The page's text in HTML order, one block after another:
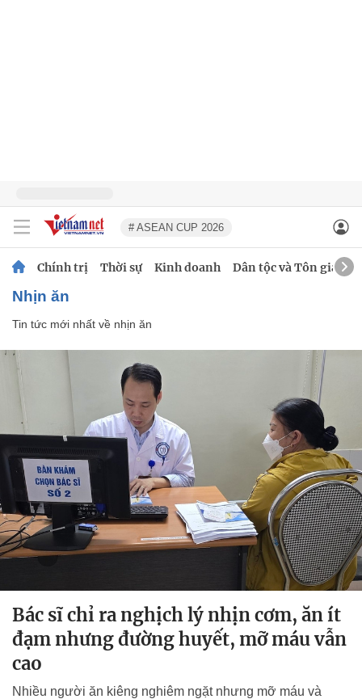
# ASEAN CUP 2026
Chính trị Thời sự Kinh doanh Dân tộc và Tôn giáo
nhịn ăn
Tin tức mới nhất về nhịn ăn
Bác sĩ chỉ ra nghịch lý nhịn cơm, ăn ít
đạm nhưng đường huyết, mỡ máu vẫn
cao
Nhiều người ăn kiêng nghiêm ngặt nhưng mỡ máu và